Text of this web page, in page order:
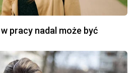
pracy nadal może być